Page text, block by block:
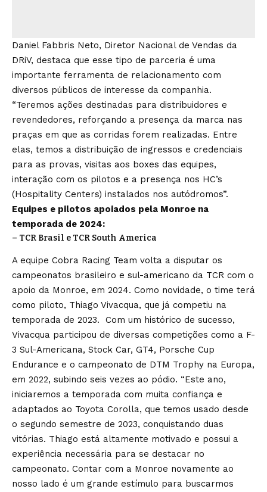
Daniel Fabbris Neto, Diretor Nacional de Vendas da
DRiV, destaca que esse tipo de parceria é uma
importante ferramenta de relacionamento com
diversos públicos de interesse da companhia.
“Teremos ações destinadas para distribuidores e
revendedores, reforçando a presença da marca nas
praças em que as corridas forem realizadas. Entre
elas, temos a distribuição de ingressos e credenciais
para as provas, visitas aos boxes das equipes,
interação com os pilotos e a presença nos HC’s
(Hospitality Centers) instalados nos autódromos”.
Equipes e pilotos apoiados pela Monroe na
temporada de 2024:
– TCR Brasil e TCR South America
A equipe Cobra Racing Team volta a disputar os
campeonatos brasileiro e sul-americano da TCR com o
apoio da Monroe, em 2024. Como novidade, o time terá
como piloto, Thiago Vivacqua, que já competiu na
temporada de 2023. Com um histórico de sucesso,
Vivacqua participou de diversas competições como a F-
3 Sul-Americana, Stock Car, GT4, Porsche Cup
Endurance e o campeonato de DTM Trophy na Europa,
em 2022, subindo seis vezes ao pódio. “Este ano,
iniciaremos a temporada com muita confiança e
adaptados ao Toyota Corolla, que temos usado desde
o segundo semestre de 2023, conquistando duas
vitórias. Thiago está altamente motivado e possui a
experiência necessária para se destacar no
campeonato. Contar com a Monroe novamente ao
nosso lado é um grande estímulo para buscarmos